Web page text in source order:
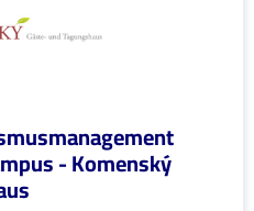
- Komenský